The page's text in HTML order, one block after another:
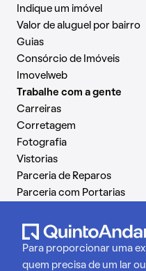
Indique um imóvel
Valor de aluguel por bairro
Guias
Consórcio de Imóveis
Imovelweb
Trabalhe com a gente
Carreiras
Corretagem
Fotografia
Vistorias
Parceria de Reparos
Parceria com Portarias
Para proporcionar uma
quem precisa de um lar